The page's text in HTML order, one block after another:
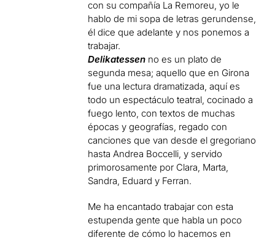
con su compañía La Remoreu, yo le
hablo de mi sopa de letras gerundense,
él dice que adelante y nos ponemos a
trabajar.
Delikatessen no es un plato de
segunda mesa; aquello que en Girona
fue una lectura dramatizada, aquí es
todo un espectáculo teatral, cocinado a
fuego lento, con textos de muchas
épocas y geografías, regado con
canciones que van desde el gregoriano
hasta Andrea Boccelli, y servido
primorosamente por Clara, Marta,
Sandra, Eduard y Ferran.
Me ha encantado trabajar con esta
estupenda gente que habla un poco
diferente de cómo lo hacemos en